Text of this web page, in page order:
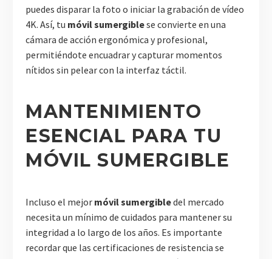
puedes disparar la foto o iniciar la grabación de vídeo
4K. Así, tu móvil sumergiblese convierte en una
cámara de acción ergonómica y profesional,
permitiéndote encuadrar y capturar momentos
nítidos sin pelear con la interfaz táctil.
MANTENIMIENTO
ESENCIAL PARA TU
MÓVIL SUMERGIBLE
Incluso el mejor móvil sumergibledel mercado
necesita un mínimo de cuidados para mantener su
integridad a lo largo de los años. Es importante
recordar que las certificaciones de resistencia se